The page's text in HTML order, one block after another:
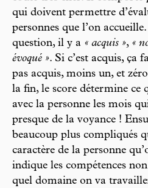
qui doivent permettre
personnes que l’on
question, il y a « acquis », «
évoqué ». Si c’est acquis, ça
pas acquis, moins un, et
la fin, le score détermine ce
avec la personne les mois
presque de la voyance !
beaucoup plus compliqués
caractère de la personne
indique les compétences
quel domaine on va